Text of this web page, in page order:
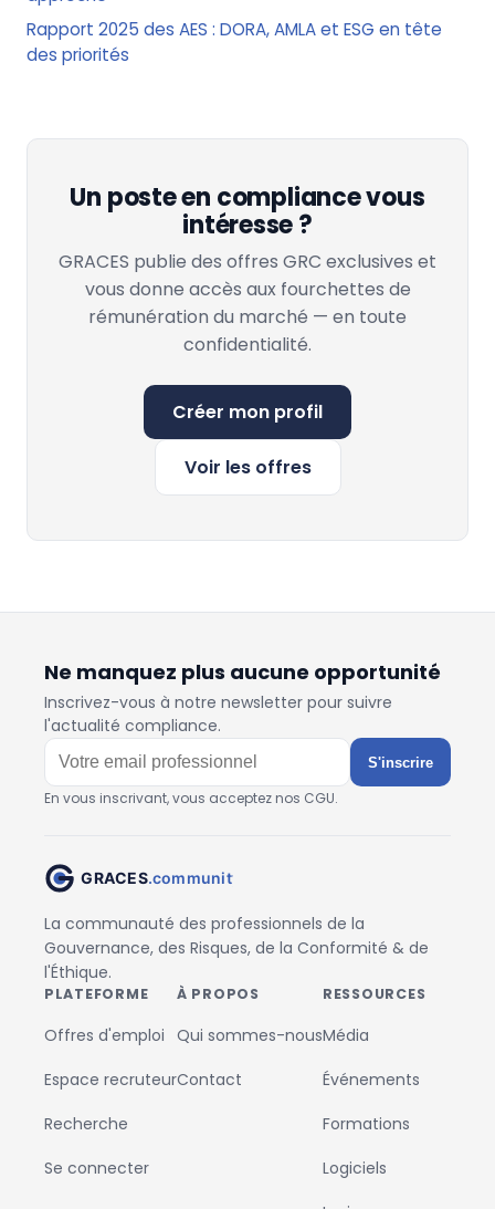
Rapport 2025 des AES : DORA, AMLA et ESG en tête
des priorités
Un poste en compliance vous
intéresse ?
GRACES publie des offres GRC exclusives et
vous donne accès aux fourchettes de
rémunération du marché — en toute
confidentialité.
Créer mon profil
Voir les offres
Ne manquez plus aucune opportunité
Inscrivez-vous à notre newsletter pour suivre
l'actualité compliance.
S'inscrire
En vous inscrivant, vous acceptez nos CGU.
La communauté des professionnels de la
Gouvernance, des Risques, de la Conformité & de
l'Éthique.
PLATEFORME
Offres d'emploi
Espace recruteur
Recherche
Se connecter
À PROPOS
Qui sommes-nous
Contact
RESSOURCES
Média
Événements
Formations
Logiciels